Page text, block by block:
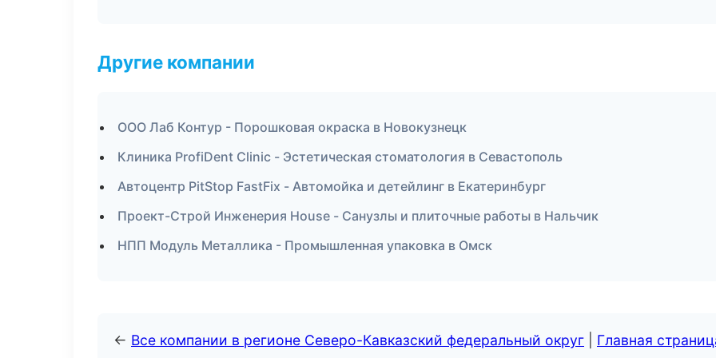
Другие компании
ООО Лаб Контур - Порошковая окраска в Новокузнецк
Клиника ProfiDent Clinic - Эстетическая стоматология в Севастополь
Автоцентр PitStop FastFix - Автомойка и детейлинг в Екатеринбург
Проект-Строй Инженерия House - Санузлы и плиточные работы в Нальчик
НПП Модуль Металлика - Промышленная упаковка в Омск
← Все компании в регионе Северо-Кавказский федеральный округ Главная